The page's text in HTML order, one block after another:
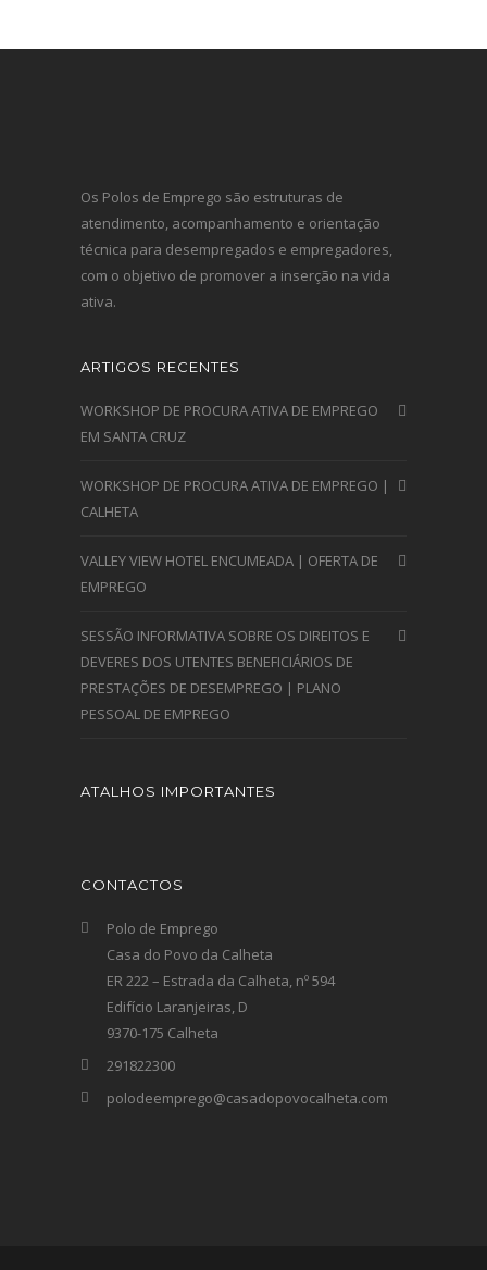
Os Polos de Emprego são estruturas de
atendimento, acompanhamento e orientação
técnica para desempregados e empregadores,
com o objetivo de promover a inserção na vida
ativa.
ARTIGOS RECENTES
WORKSHOP DE PROCURA ATIVA DE EMPREGO
EM SANTA CRUZ
WORKSHOP DE PROCURA ATIVA DE EMPREGO |
CALHETA
VALLEY VIEW HOTEL ENCUMEADA | OFERTA DE
EMPREGO
SESSÃO INFORMATIVA SOBRE OS DIREITOS E
DEVERES DOS UTENTES BENEFICIÁRIOS DE
PRESTAÇÕES DE DESEMPREGO | PLANO
PESSOAL DE EMPREGO
ATALHOS IMPORTANTES
CONTACTOS
Polo de Emprego
Casa do Povo da Calheta
ER 222 – Estrada da Calheta, nº 594
Edifício Laranjeiras, D
9370-175 Calheta
291822300
polodeemprego@casadopovocalheta.com